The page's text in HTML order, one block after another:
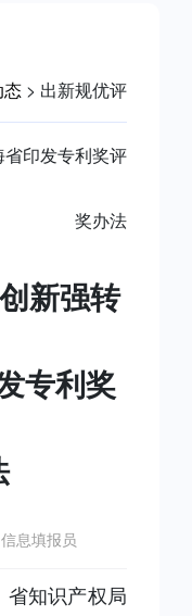
态 > 出新规优评
印发专利奖评
奖办法
新强转
专利奖
息填报员
省知识产权局